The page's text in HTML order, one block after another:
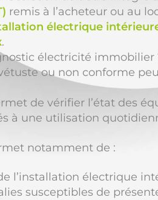
remis à l’acheteur ou au
électrique
.
électricité immobilier
ou non conforme
de vérifier l’état des
à une utilisation
notamment de :
l’installation électrique
susceptibles de